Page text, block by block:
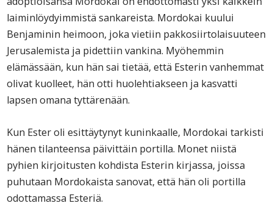
laiminlöydyimmistä sankareista. Mordokai kuului
Benjaminin heimoon, joka vietiin pakkosiirtolaisuuteen
Jerusalemista ja pidettiin vankina. Myöhemmin
elämässään, kun hän sai tietää, että Esterin vanhemmat
olivat kuolleet, hän otti huolehtiakseen ja kasvatti
lapsen omana tyttärenään.
Kun Ester oli esittäytynyt kuninkaalle, Mordokai tarkisti
hänen tilanteensa päivittäin portilla. Monet niistä
pyhien kirjoitusten kohdista Esterin kirjassa, joissa
puhutaan Mordokaista sanovat, että hän oli portilla
odottamassa Esteriä.